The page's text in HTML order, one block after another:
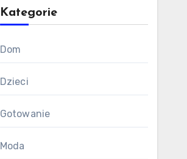
Kategorie
Dom
Dzieci
Gotowanie
Moda